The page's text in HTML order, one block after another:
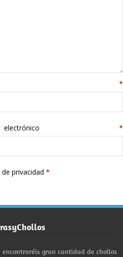
*
*
privacidad *
encontraréis gran cantidad de chollos